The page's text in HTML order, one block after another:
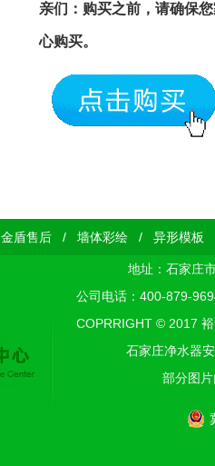
亲们：购买之前，请确保
心购买。
金盾售后 / 墙体彩绘 / 异形模板
地址：石家庄
公司电话：400-879-
COPRRIGHT © 2017
石家庄净水器
部分图